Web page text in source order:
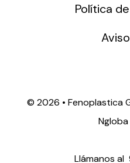
Política
© 2026 • Fenoplastica
Llámanos al